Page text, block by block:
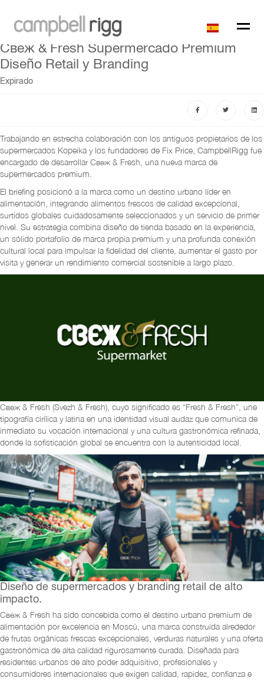
Свеж & Fresh Supermercado Premium
Diseño Retail y Branding
Expirado
Trabajando en estrecha colaboración con los antiguos propietarios de los
supermercados Kopeika y los fundadores de Fix Price, CampbellRigg fue
encargado de desarrollar Свеж & Fresh, una nueva marca de
supermercados premium.
El briefing posicionó a la marca como un destino urbano líder en
alimentación, integrando alimentos frescos de calidad excepcional,
surtidos globales cuidadosamente seleccionados y un servicio de primer
nivel. Su estrategia combina diseño de tienda basado en la experiencia,
un sólido portafolio de marca propia premium y una profunda conexión
cultural local para impulsar la fidelidad del cliente, aumentar el gasto por
visita y generar un rendimiento comercial sostenible a largo plazo.
Свеж & Fresh (Svezh & Fresh), cuyo significado es “Fresh & Fresh”, une
tipografía cirílica y latina en una identidad visual audaz que comunica de
inmediato su vocación internacional y una cultura gastronómica refinada,
donde la sofisticación global se encuentra con la autenticidad local.
Diseño de supermercados y branding retail de alto
impacto.
Свеж & Fresh ha sido concebida como el destino urbano premium de
alimentación por excelencia en Moscú, una marca construida alrededor
de frutas orgánicas frescas excepcionales, verduras naturales y una oferta
gastronómica de alta calidad rigurosamente curada. Diseñada para
residentes urbanos de alto poder adquisitivo, profesionales y
consumidores internacionales que exigen calidad, rapidez, confianza e